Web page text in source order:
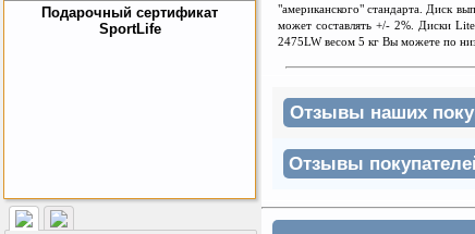
"американского" стандарта. Диск
может составлять +/- 2%. Диски
2475LW весом 5 кг Вы можете по
Отзывы наших
Отзывы
Подарочный сертификат
SportLife
Как заставить женщину
заниматся спортом?